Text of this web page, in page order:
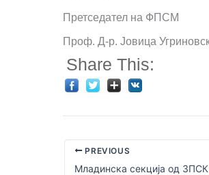
Претседател на ФПСМ
Проф. Д-р. Јовица
Share This:
PREVIOUS